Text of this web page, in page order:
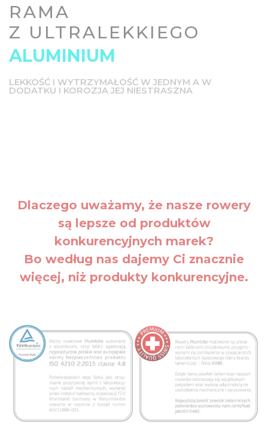
RAMA
Z ULTRALEKKIEGO
ALUMINIUM
LEKKOŚĆ I WYTRZYMAŁOŚĆ W JEDNYM A W
DODATKU I KOROZJA JEJ NIESTRASZNA
Dlaczego uważamy, że nasze rowery
są lepsze od produktów
konkurencyjnych marek?
Bo według nas dajemy Ci znacznie
więcej, niż produkty konkurencyjne.